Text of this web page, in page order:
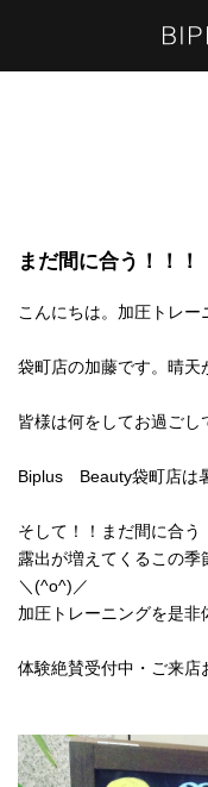
まだ間に合う！！！
こんにちは。加圧トレ
袋町店の加藤です。晴天
皆様は何をしてお過ごし
Biplus Beauty袋町店は
そして！！まだ間に合う
露出が増えてくるこの季
＼(^o^)／
加圧トレーニングを是
体験絶賛受付中・ご来